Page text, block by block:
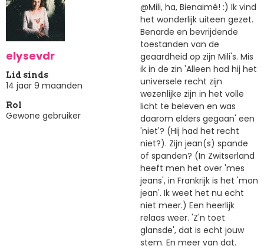
elysevdr
Lid sinds
14 jaar 9 maanden
Rol
Gewone gebruiker
@Mili, ha, Bienaimé! :) Ik vind
het wonderlijk uiteen gezet.
Benarde en bevrijdende
toestanden van de
geaardheid op zijn Mili's. Mis
ik in de zin 'Alleen had hij het
universele recht zijn
wezenlijke zijn in het volle
licht te beleven en was
daarom elders gegaan' een
'niet'? (Hij had het recht
niet?). Zijn jean(s) spande
of spanden? (In Zwitserland
heeft men het over 'mes
jeans', in Frankrijk is het 'mon
jean'. Ik weet het nu echt
niet meer.) Een heerlijk
relaas weer. 'Z'n toet
glansde', dat is echt jouw
stem. En meer van dat.